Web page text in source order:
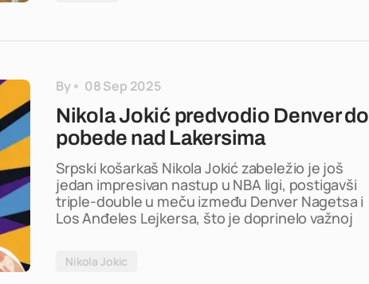
By 08 Sep 2025
Nikola Jokić predvodio Denver do
pobede nad Lakersima
Srpski košarkaš Nikola Jokić zabeležio je još
jedan impresivan nastup u NBA ligi, postigavši
triple-double u meču između Denver Nagetsa i
Los Anđeles Lejkersa, što je doprinelo važnoj
Nikola Jokic